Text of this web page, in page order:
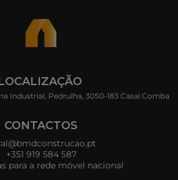
Industrial, Pedrulha, 3050-183 Casal Comba
CONTACTOS
+351 919 584 587
para a rede móvel nacional